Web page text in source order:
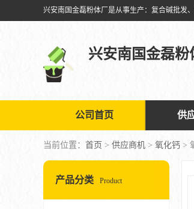
兴安南国金磊粉
公司首页 供
当前位置： 首页 > 供应商机 > 氧化钙 >
产品分类 Product